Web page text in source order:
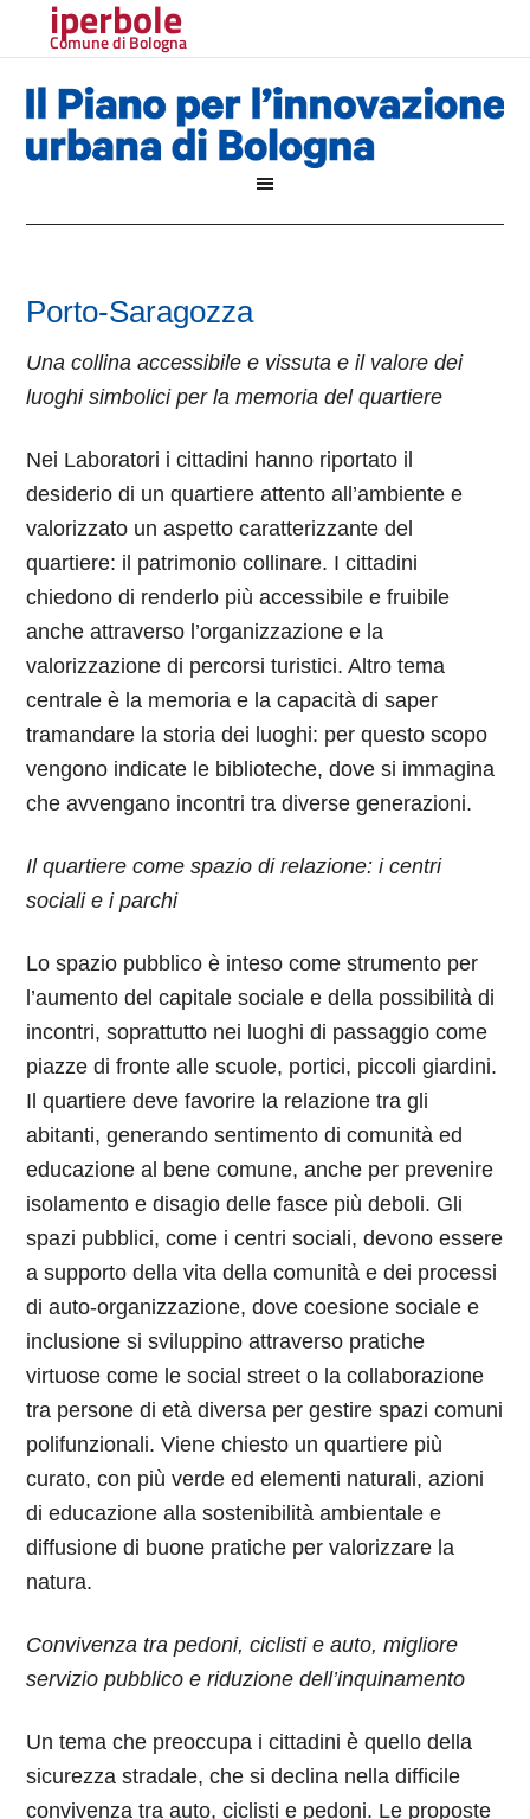
iperbole
Comune di Bologna
Porto-Saragozza
Una collina accessibile e vissuta e il valore dei
luoghi simbolici per la memoria del quartiere
Nei Laboratori i cittadini hanno riportato il
desiderio di un quartiere attento all’ambiente e
valorizzato un aspetto caratterizzante del
quartiere: il patrimonio collinare. I cittadini
chiedono di renderlo più accessibile e fruibile
anche attraverso l’organizzazione e la
valorizzazione di percorsi turistici. Altro tema
centrale è la memoria e la capacità di saper
tramandare la storia dei luoghi: per questo scopo
vengono indicate le biblioteche, dove si immagina
che avvengano incontri tra diverse generazioni.
Il quartiere come spazio di relazione: i centri
sociali e i parchi
Lo spazio pubblico è inteso come strumento per
l’aumento del capitale sociale e della possibilità di
incontri, soprattutto nei luoghi di passaggio come
piazze di fronte alle scuole, portici, piccoli giardini.
Il quartiere deve favorire la relazione tra gli
abitanti, generando sentimento di comunità ed
educazione al bene comune, anche per prevenire
isolamento e disagio delle fasce più deboli. Gli
spazi pubblici, come i centri sociali, devono essere
a supporto della vita della comunità e dei processi
di auto-organizzazione, dove coesione sociale e
inclusione si sviluppino attraverso pratiche
virtuose come le social street o la collaborazione
tra persone di età diversa per gestire spazi comuni
polifunzionali. Viene chiesto un quartiere più
curato, con più verde ed elementi naturali, azioni
di educazione alla sostenibilità ambientale e
diffusione di buone pratiche per valorizzare la
natura.
Convivenza tra pedoni, ciclisti e auto, migliore
servizio pubblico e riduzione dell’inquinamento
Un tema che preoccupa i cittadini è quello della
sicurezza stradale, che si declina nella difficile
convivenza tra auto, ciclisti e pedoni. Le proposte